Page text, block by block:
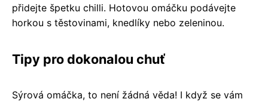
přidejte špetku chilli. Hotovou omáčku podávejte
horkou s těstovinami, knedlíky nebo zeleninou.
Tipy pro dokonalou chuť
Sýrová omáčka, to není žádná věda! I když se vám